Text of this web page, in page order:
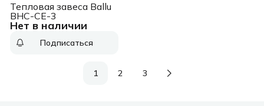
Нет в наличии
Тепловая завеса Ballu
BHC-CE-3
Подписаться
1 2 3